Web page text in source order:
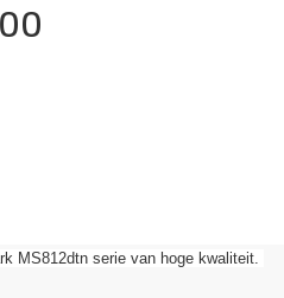
MS812dtn serie van hoge kwaliteit.